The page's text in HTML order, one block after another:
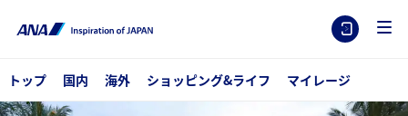
トップ 国内 海外 ショッピング&ライフ マイレージ